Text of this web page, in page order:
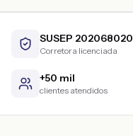
SUSEP 202068020
Corretora licenciada
+50 mil
clientes atendidos